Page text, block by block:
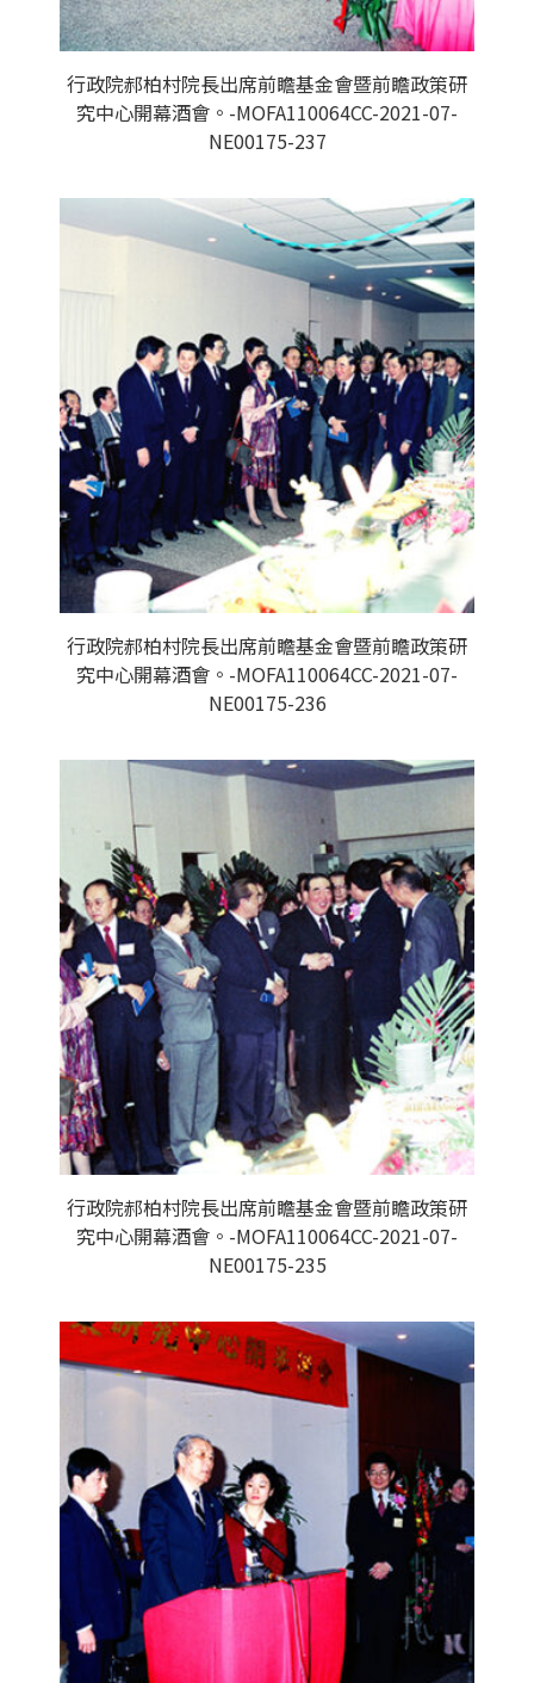
行政院郝柏村院長出席前瞻基金會暨前瞻政策研
究中心開幕酒會。-MOFA110064CC-2021-07-
NE00175-237
行政院郝柏村院長出席前瞻基金會暨前瞻政策研
究中心開幕酒會。-MOFA110064CC-2021-07-
NE00175-236
行政院郝柏村院長出席前瞻基金會暨前瞻政策研
究中心開幕酒會。-MOFA110064CC-2021-07-
NE00175-235